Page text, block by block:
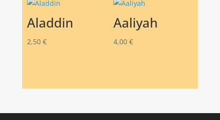
Aladdin
2,50 €
Aaliyah
4,00 €